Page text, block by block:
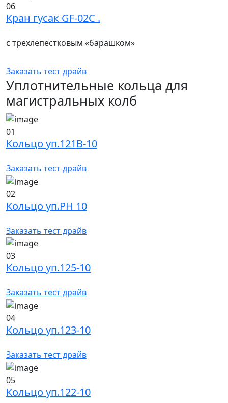
06
Кран гусак GF-02C .
с трехлепестковым «барашком»
Заказать тест драйв
Уплотнительные кольца для
магистральных колб
01
Кольцо уп.121B-10
Заказать тест драйв
02
Кольцо уп.РН 10
Заказать тест драйв
03
Кольцо уп.125-10
Заказать тест драйв
04
Кольцо уп.123-10
Заказать тест драйв
05
Кольцо уп.122-10